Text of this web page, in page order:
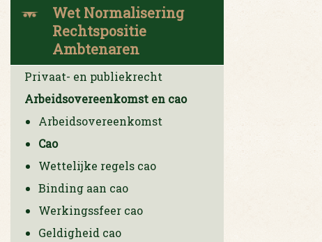
Wet Normalisering
Rechtspositie
Ambtenaren
Privaat- en publiekrecht
Arbeidsovereenkomst en cao
Arbeidsovereenkomst
Cao
Wettelijke regels cao
Binding aan cao
Werkingssfeer cao
Geldigheid cao